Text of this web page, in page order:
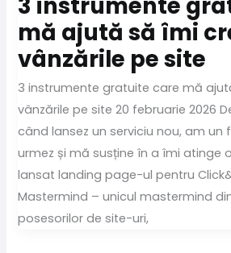
3 instrumente
mă ajută să îmi
vânzările pe site
3 instrumente gratuite care mă
vânzările pe site 20 februarie 2026
când lansez un serviciu nou, am un
urmez și mă susține în a îmi atinge
lansat landing page-ul pentru
Mastermind – unicul mastermind
posesorilor de site-uri,